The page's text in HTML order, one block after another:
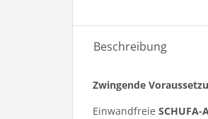
Beschreibung
Zwingende
Einwandfreie